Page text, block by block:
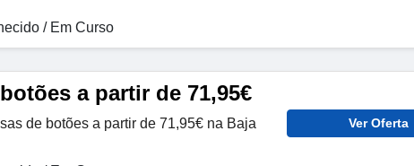
/ Em Curso
a partir de 71,95€
de botões a partir de 71,95€ na Baja
Ver Oferta